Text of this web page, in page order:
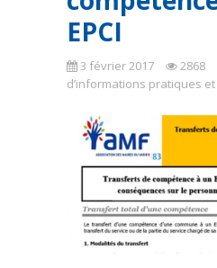
EPCI
3 février 2017 2868
d’informations pratiques